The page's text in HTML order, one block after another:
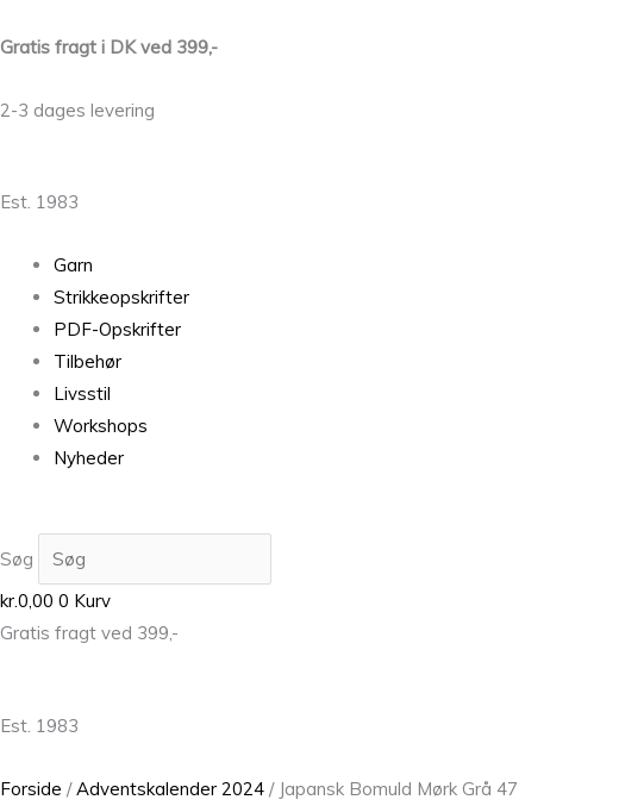
Gratis fragt i DK ved 399,-
2-3 dages levering
Est. 1983
Garn
Strikkeopskrifter
PDF-Opskrifter
Tilbehør
Livsstil
Workshops
Nyheder
Søg
kr.0,00 0 Kurv
Gratis fragt ved 399,-
Est. 1983
Forside /Adventskalender 2024 / Japansk Bomuld Mørk Grå 47